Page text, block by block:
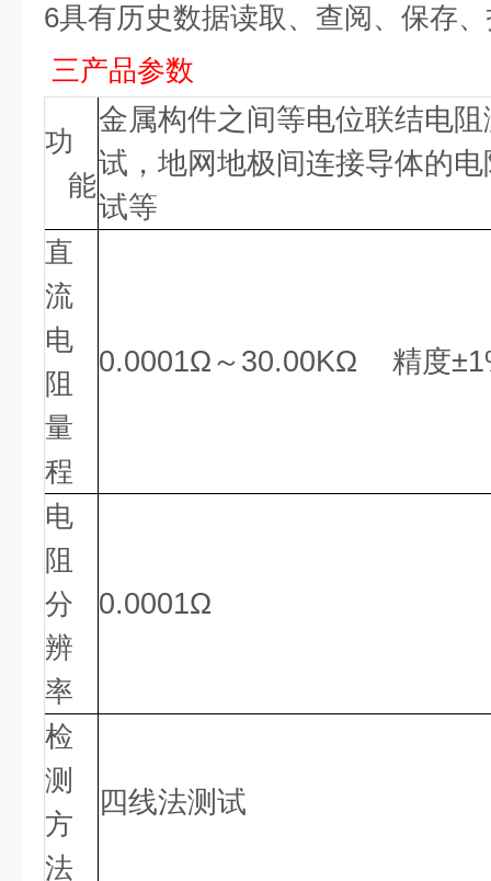
6具有历史数据读取、查阅、保存
三产品参数
功
能
金属构件之间等电位联结电
试，地网地极间连接导体的
试等
直
流
电
阻
量
程
0.0001Ω～30.00KΩ 精度
电
阻
分
辨
率
0.0001Ω
检
测
方
法
四线法测试